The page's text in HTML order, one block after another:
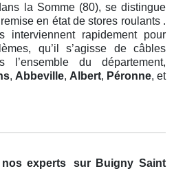
la Somme (80), se distingue
en état de stores roulants .
interviennent rapidement pour
qu’il s’agisse de câbles
l’ensemble du département,
, Abbeville, Albert, Péronne, et
experts
sur Buigny Saint